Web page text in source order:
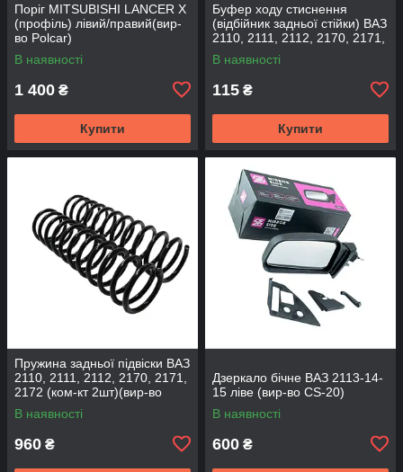
Поріг MITSUBISHI LANCER Х
(профіль) лівий/правий(вир-
во Polcar)
В наявності
1 400 ₴
Купити
Буфер ходу стиснення
(відбійник задньої стійки) ВАЗ
2110, 2111, 2112, 2170, 2171,
2172 (2шт) (вир-во CS-20
В наявності
115 ₴
Купити
Пружина задньої підвіски ВАЗ
2110, 2111, 2112, 2170, 2171,
2172 (ком-кт 2шт)(вир-во
SKADI)
В наявності
960 ₴
Дзеркало бічне ВАЗ 2113-14-
15 ліве (вир-во CS-20)
В наявності
600 ₴